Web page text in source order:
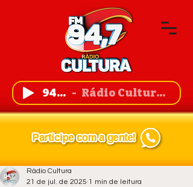
94,7 FM Rádio Cultura de Guanambi
Rádio Cultura
21 de jul. de 2025 1 min de leitura